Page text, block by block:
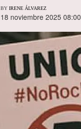
BY IRENE ÁLVAREZ
18 noviembre 2025 08:00